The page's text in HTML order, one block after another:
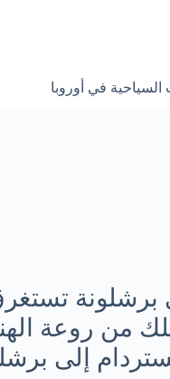
في أوروبا
برشلونة
من روعة
إلى